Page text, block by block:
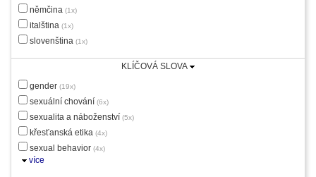
němčina (1x)
italština (1x)
slovenština (1x)
KLÍČOVÁ SLOVA
gender (19x)
sexuální chování (6x)
sexualita a náboženství (5x)
křesťanská etika (4x)
sexual behavior (4x)
více